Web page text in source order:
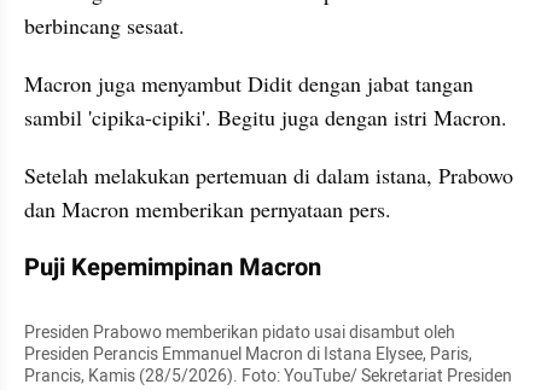
berbincang sesaat.
Macron juga menyambut Didit dengan jabat tangan
sambil 'cipika-cipiki'. Begitu juga dengan istri Macron.
Setelah melakukan pertemuan di dalam istana, Prabowo
dan Macron memberikan pernyataan pers.
Puji Kepemimpinan Macron
Presiden Prabowo memberikan pidato usai disambut oleh
Presiden Perancis Emmanuel Macron di Istana Elysee, Paris,
Prancis, Kamis (28/5/2026). Foto: YouTube/ Sekretariat Presiden